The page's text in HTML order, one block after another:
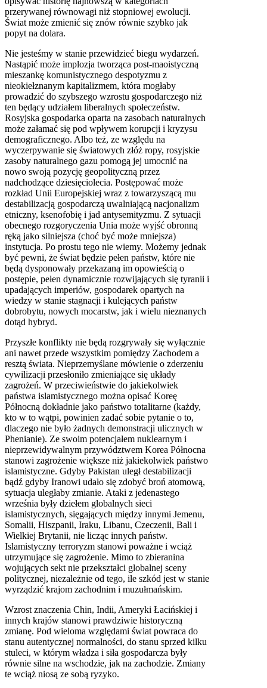
przerywanej równowagi niż stopniowej ewolucji.
Świat może zmienić się znów równie szybko jak
popyt na dolara.
Nie jesteśmy w stanie przewidzieć biegu wydarzeń.
Nastąpić może implozja tworząca post-maoistyczną
mieszankę komunistycznego despotyzmu z
nieokiełznanym kapitalizmem, która mogłaby
prowadzić do szybszego wzrostu gospodarczego niż
ten będący udziałem liberalnych społeczeństw.
Rosyjska gospodarka oparta na zasobach naturalnych
może załamać się pod wpływem korupcji i kryzysu
demograficznego. Albo też, ze względu na
wyczerpywanie się światowych złóż ropy, rosyjskie
zasoby naturalnego gazu pomogą jej umocnić na
nowo swoją pozycję geopolityczną przez
nadchodzące dziesięciolecia. Postępować może
rozkład Unii Europejskiej wraz z towarzyszącą mu
destabilizacją gospodarczą uwalniającą nacjonalizm
etniczny, ksenofobię i jad antysemityzmu. Z sytuacji
obecnego rozgoryczenia Unia może wyjść obronną
ręką jako silniejsza (choć być może mniejsza)
instytucja. Po prostu tego nie wiemy. Możemy jednak
być pewni, że świat będzie pełen państw, które nie
będą dysponowały przekazaną im opowieścią o
postępie, pełen dynamicznie rozwijających się tyranii i
upadających imperiów, gospodarek opartych na
wiedzy w stanie stagnacji i kulejących państw
dobrobytu, nowych mocarstw, jak i wielu nieznanych
dotąd hybryd.
Przyszłe konflikty nie będą rozgrywały się wyłącznie
ani nawet przede wszystkim pomiędzy Zachodem a
resztą świata. Nieprzemyślane mówienie o zderzeniu
cywilizacji przesłoniło zmieniające się układy
zagrożeń. W przeciwieństwie do jakiekolwiek
państwa islamistycznego można opisać Koreę
Północną dokładnie jako państwo totalitarne (każdy,
kto w to wątpi, powinien zadać sobie pytanie o to,
dlaczego nie było żadnych demonstracji ulicznych w
Phenianie). Ze swoim potencjałem nuklearnym i
nieprzewidywalnym przywództwem Korea Północna
stanowi zagrożenie większe niż jakiekolwiek państwo
islamistyczne. Gdyby Pakistan uległ destabilizacji
bądź gdyby Iranowi udało się zdobyć broń atomową,
sytuacja uległaby zmianie. Ataki z jedenastego
września były dziełem globalnych sieci
islamistycznych, sięgających między innymi Jemenu,
Somalii, Hiszpanii, Iraku, Libanu, Czeczenii, Bali i
Wielkiej Brytanii, nie licząc innych państw.
Islamistyczny terroryzm stanowi poważne i wciąż
utrzymujące się zagrożenie. Mimo to zbieranina
wojujących sekt nie przekształci globalnej sceny
politycznej, niezależnie od tego, ile szkód jest w stanie
wyrządzić krajom zachodnim i muzułmańskim.
Wzrost znaczenia Chin, Indii, Ameryki Łacińskiej i
innych krajów stanowi prawdziwie historyczną
zmianę. Pod wieloma względami świat powraca do
stanu autentycznej normalności, do stanu sprzed kilku
stuleci, w którym władza i siła gospodarcza były
równie silne na wschodzie, jak na zachodzie. Zmiany
te wciąż niosą ze sobą ryzyko.